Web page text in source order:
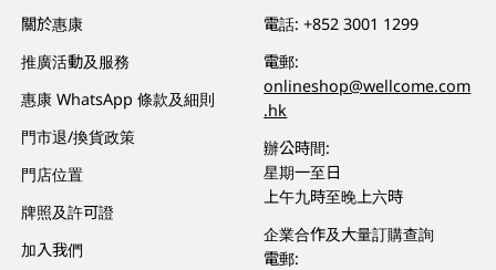
關於惠康
推廣活動及服務
惠康 WhatsApp 條款及細則
門市退/換貨政策
門店位置
牌照及許可證
加入我們
電話:+852 3001 1299
電郵:
onlineshop@wellcome.com
.hk
辦公時間:
星期一至日
上午九時至晚上六時
企業合作及大量訂購查詢
電郵: